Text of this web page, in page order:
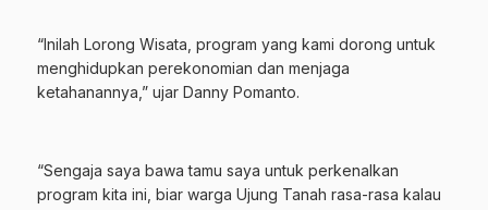
“Inilah Lorong Wisata, program yang kami dorong untuk
menghidupkan perekonomian dan menjaga
ketahanannya,” ujar Danny Pomanto.
“Sengaja saya bawa tamu saya untuk perkenalkan
program kita ini, biar warga Ujung Tanah rasa-rasa kalau